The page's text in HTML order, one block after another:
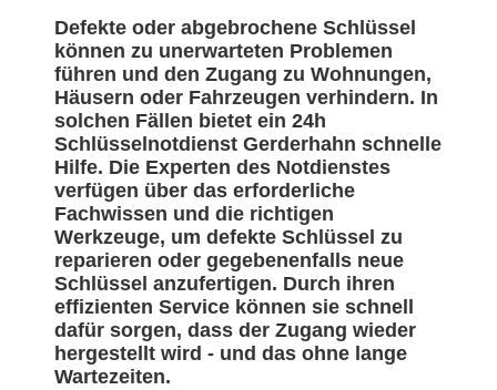
Defekte oder abgebrochene Schlüssel
können zu unerwarteten Problemen
führen und den Zugang zu Wohnungen,
Häusern oder Fahrzeugen verhindern. In
solchen Fällen bietet ein 24h
Schlüsselnotdienst Gerderhahn schnelle
Hilfe. Die Experten des Notdienstes
verfügen über das erforderliche
Fachwissen und die richtigen
Werkzeuge, um defekte Schlüssel zu
reparieren oder gegebenenfalls neue
Schlüssel anzufertigen. Durch ihren
effizienten Service können sie schnell
dafür sorgen, dass der Zugang wieder
hergestellt wird - und das ohne lange
Wartezeiten.